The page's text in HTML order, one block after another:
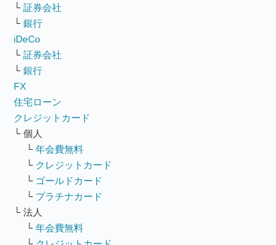
└ 証券会社
└ 銀行
iDeCo
└ 証券会社
└ 銀行
FX
住宅ローン
クレジットカード
└ 個人
└ 年会費無料
└ クレジットカード
└ ゴールドカード
└ プラチナカード
└ 法人
└ 年会費無料